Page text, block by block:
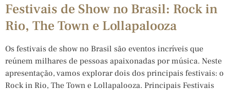
Festivais de Show no Brasil: Rock in
Rio, The Town e Lollapalooza
Os festivais de show no Brasil são eventos incríveis que
reúnem milhares de pessoas apaixonadas por música. Neste
apresentação, vamos explorar dois dos principais festivais: o
Rock in Rio, The Town e Lollapalooza. Principais Festivais